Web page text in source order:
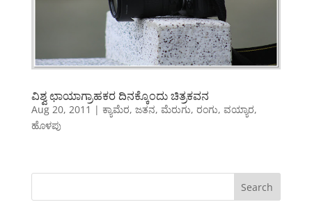
ವಿಶ್ವ ಛಾಯಾಗ್ರಾಹಕರ ದಿನಕ್ಕೊಂದು ಚಿತ್ರಕವನ
Aug 20, 2011 | ಕ್ಯಾಮೆರ, ಜತನ, ಮೆರುಗು, ರಂಗು, ವಯ್ಯಾರ,
ಹೊಳಪು